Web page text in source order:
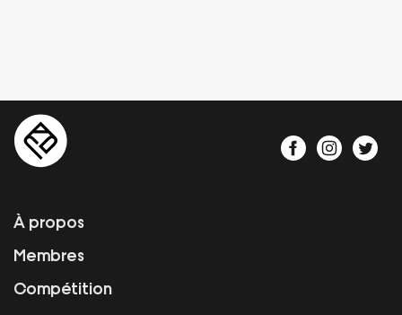
À propos
Membres
Compétition